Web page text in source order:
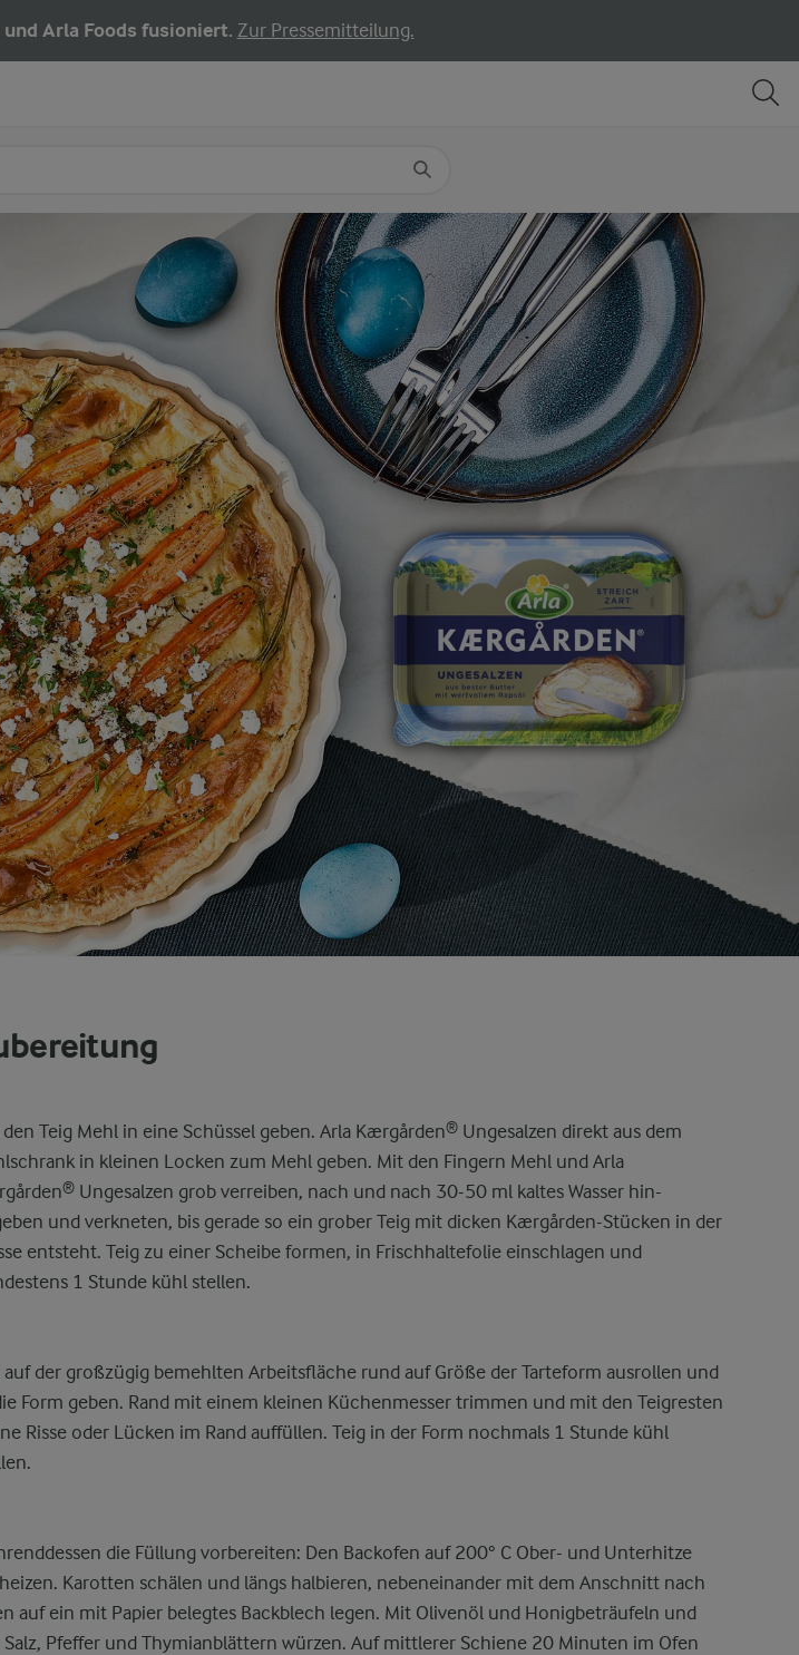
und Arla Foods fusioniert. Zur Pressemitteilung.
den Teig Mehl in eine Schüssel geben. Arla Kærgården® Ungesalzen direkt aus dem
in kleinen Locken zum Mehl geben. Mit den Fingern Mehl und Arla
Ungesalzen grob verreiben, nach und nach 30-50 ml kaltes Wasser hin-
und verkneten, bis gerade so ein grober Teig mit dicken Kærgården-Stücken in der
entsteht. Teig zu einer Scheibe formen, in Frischhaltefolie einschlagen und
1 Stunde kühl stellen.
auf der großzügig bemehlten Arbeitsfläche rund auf Größe der Tarteform ausrollen und
Form geben. Rand mit einem kleinen Küchenmesser trimmen und mit den Teigresten
Risse oder Lücken im Rand auffüllen. Teig in der Form nochmals 1 Stunde kühl
die Füllung vorbereiten: Den Backofen auf 200° C Ober- und Unterhitze
Karotten schälen und längs halbieren, nebeneinander mit dem Anschnitt nach
auf ein mit Papier belegtes Backblech legen. Mit Olivenöl und Honigbeträufeln und
Pfeffer und Thymianblättern würzen. Auf mittlerer Schiene 20 Minuten im Ofen